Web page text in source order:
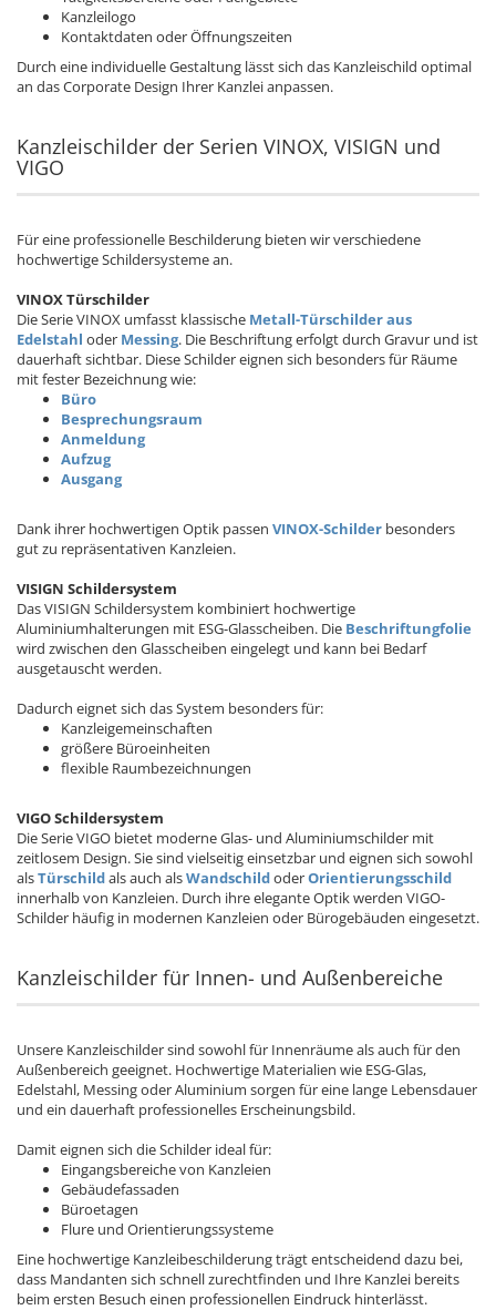
Kanzleilogo
Kontaktdaten oder Öffnungszeiten
Durch eine individuelle Gestaltung lässt sich das Kanzleischild optimal
an das Corporate Design Ihrer Kanzlei anpassen.
Kanzleischilder der Serien VINOX, VISIGN und
VIGO
Für eine professionelle Beschilderung bieten wir verschiedene
hochwertige Schildersysteme an.
VINOX Türschilder
Die Serie VINOX umfasst klassische Metall-Türschilder aus
Edelstahl oder Messing. Die Beschriftung erfolgt durch Gravur und ist
dauerhaft sichtbar. Diese Schilder eignen sich besonders für Räume
mit fester Bezeichnung wie:
Büro
Besprechungsraum
Anmeldung
Aufzug
Ausgang
Dank ihrer hochwertigen Optik passen VINOX-Schilder besonders
gut zu repräsentativen Kanzleien.
VISIGN Schildersystem
Das VISIGN Schildersystem kombiniert hochwertige
Aluminiumhalterungen mit ESG-Glasscheiben. Die Beschriftungfolie
wird zwischen den Glasscheiben eingelegt und kann bei Bedarf
ausgetauscht werden.
Dadurch eignet sich das System besonders für:
Kanzleigemeinschaften
größere Büroeinheiten
flexible Raumbezeichnungen
VIGO Schildersystem
Die Serie VIGO bietet moderne Glas- und Aluminiumschilder mit
zeitlosem Design. Sie sind vielseitig einsetzbar und eignen sich sowohl
alsTürschildals auch alsWandschildoderOrientierungsschild
innerhalb von Kanzleien. Durch ihre elegante Optik werden VIGO-
Schilder häufig in modernen Kanzleien oder Bürogebäuden eingesetzt.
Kanzleischilder für Innen- und Außenbereiche
Unsere Kanzleischilder sind sowohl für Innenräume als auch für den
Außenbereich geeignet. Hochwertige Materialien wie ESG-Glas,
Edelstahl, Messing oder Aluminium sorgen für eine lange Lebensdauer
und ein dauerhaft professionelles Erscheinungsbild.
Damit eignen sich die Schilder ideal für:
Eingangsbereiche von Kanzleien
Gebäudefassaden
Büroetagen
Flure und Orientierungssysteme
Eine hochwertige Kanzleibeschilderung trägt entscheidend dazu bei,
dass Mandanten sich schnell zurechtfinden und Ihre Kanzlei bereits
beim ersten Besuch einen professionellen Eindruck hinterlässt.